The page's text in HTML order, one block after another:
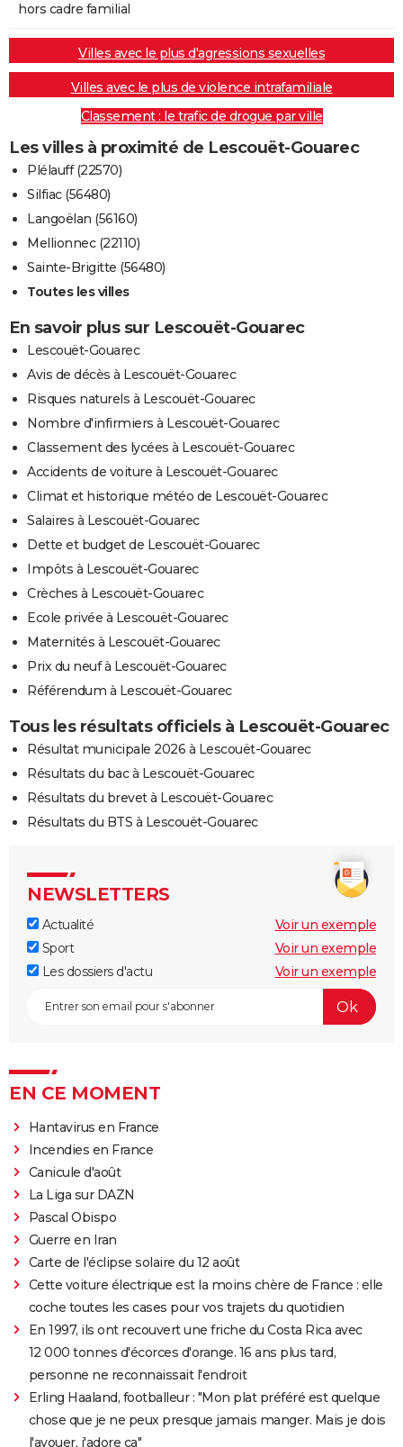
hors cadre familial
Villes avec le plus d'agressions sexuelles
Villes avec le plus de violence intrafamiliale
Classement : le trafic de drogue par ville
Les villes à proximité de Lescouët-Gouarec
Plélauff (22570)
Silfiac (56480)
Langoëlan (56160)
Mellionnec (22110)
Sainte-Brigitte (56480)
Toutes les villes
En savoir plus sur Lescouët-Gouarec
Lescouët-Gouarec
Avis de décès à Lescouët-Gouarec
Risques naturels à Lescouët-Gouarec
Nombre d'infirmiers à Lescouët-Gouarec
Classement des lycées à Lescouët-Gouarec
Accidents de voiture à Lescouët-Gouarec
Climat et historique météo de Lescouët-Gouarec
Salaires à Lescouët-Gouarec
Dette et budget de Lescouët-Gouarec
Impôts à Lescouët-Gouarec
Crèches à Lescouët-Gouarec
Ecole privée à Lescouët-Gouarec
Maternités à Lescouët-Gouarec
Prix du neuf à Lescouët-Gouarec
Référendum à Lescouët-Gouarec
Tous les résultats officiels à Lescouët-Gouarec
Résultat municipale 2026 à Lescouët-Gouarec
Résultats du bac à Lescouët-Gouarec
Résultats du brevet à Lescouët-Gouarec
Résultats du BTS à Lescouët-Gouarec
NEWSLETTERS
Actualité
Voir un exemple
Sport
Voir un exemple
Les dossiers d'actu
Voir un exemple
EN CE MOMENT
Hantavirus en France
Incendies en France
Canicule d'août
La Liga sur DAZN
Pascal Obispo
Guerre en Iran
Carte de l'éclipse solaire du 12 août
Cette voiture électrique est la moins chère de France : elle
coche toutes les cases pour vos trajets du quotidien
En 1997, ils ont recouvert une friche du Costa Rica avec
12 000 tonnes d'écorces d'orange. 16 ans plus tard,
personne ne reconnaissait l'endroit
Erling Haaland, footballeur : "Mon plat préféré est quelque
chose que je ne peux presque jamais manger. Mais je dois
l'avouer, j'adore ça"